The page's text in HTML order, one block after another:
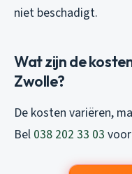
niet beschadigt.
Wat zijn de
Zwolle?
De kosten variëren,
Bel 038 202 33 03